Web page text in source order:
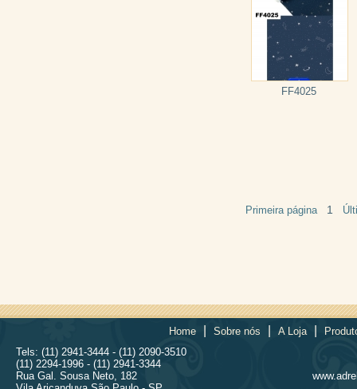
FF4025
Primeira página 1
Home Sobre nós A Loja
Tels: (11) 2941-3444 - (11) 2090-3510
(11) 2294-1996 - (11) 2941-3344
Rua Gal. Sousa Neto, 182